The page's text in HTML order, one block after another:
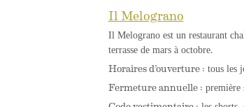
Il Melograno
Il Melograno est un restaurant
terrasse de mars à octobre.
Horaires d’ouverture : tous les
Fermeture annuelle : première